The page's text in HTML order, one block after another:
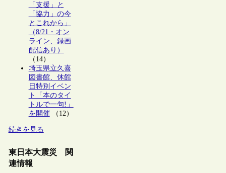
「支援」と
「協力」の今
とこれから」
（8/21・オン
ライン、録画
配信あり）
（14）
埼玉県立久喜
図書館、休館
日特別イベン
ト「本のタイ
トルで一句!」
を開催（12）
続きを見る
東日本大震災 関
連情報